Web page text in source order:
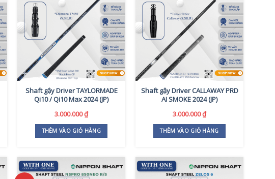
Shaft gậy Driver TAYLORMADE
Qi10 / Qi10 Max 2024 (JP)
3.000.000₫
THÊM VÀO GIỎ HÀNG
Shaft gậy Driver CALLAWAY PRD
AI SMOKE 2024 (JP)
3.000.000₫
THÊM VÀO GIỎ HÀNG